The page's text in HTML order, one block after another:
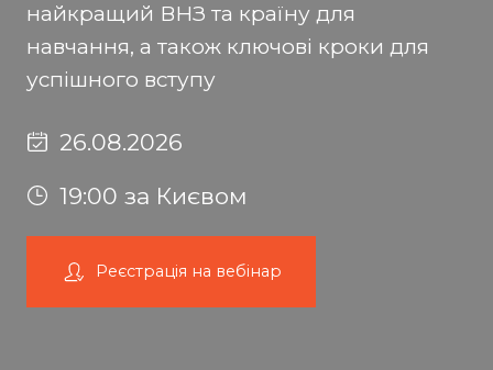
найкращий ВНЗ та країну для
навчання, а також ключові кроки для
успішного вступу
26.08.2026
19:00 за Києвом
Реєстрація на вебінар